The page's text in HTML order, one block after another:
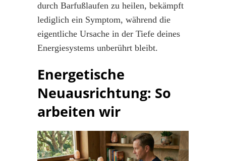
durch Barfußlaufen zu heilen, bekämpft
lediglich ein Symptom, während die
eigentliche Ursache in der Tiefe deines
Energiesystems unberührt bleibt.
Energetische
Neuausrichtung: So
arbeiten wir